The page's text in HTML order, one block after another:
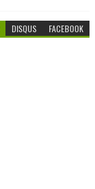
DISQUS FACEBOOK